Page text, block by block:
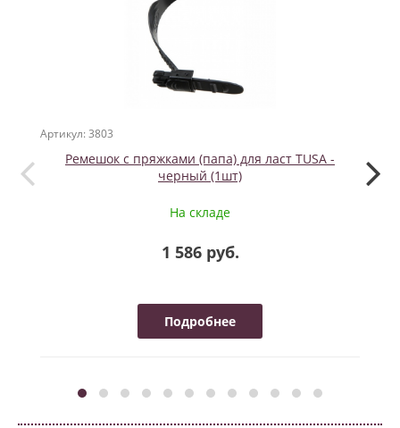
Артикул: 3803
Ремешок с пряжками (папа) для ласт TUSA -
черный (1шт)
На складе
1 586 руб.
Подробнее